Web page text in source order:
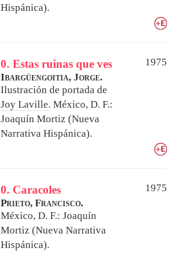
Hispánica).
0. Estas ruinas que ves
1975
Ibargüengoitia, Jorge.
Ilustración de portada de
Joy Laville. México, D. F.:
Joaquín Mortiz (Nueva
Narrativa Hispánica).
0. Caracoles
1975
Prieto, Francisco.
México, D. F.: Joaquín
Mortiz (Nueva Narrativa
Hispánica).